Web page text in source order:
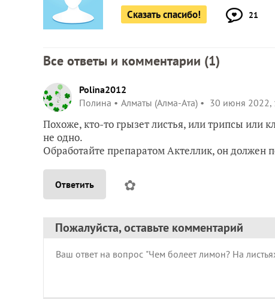
Сказать спасибо!
21
Все ответы и комментарии (1)
Polina2012
Полина
Алматы (Алма-Ата) 30 июня 2022,
Похоже, кто-то грызет листья, или трипсы или
не одно.
Обработайте препаратом Актеллик, он должен
Ответить ✿
Пожалуйста, оставьте комментарий